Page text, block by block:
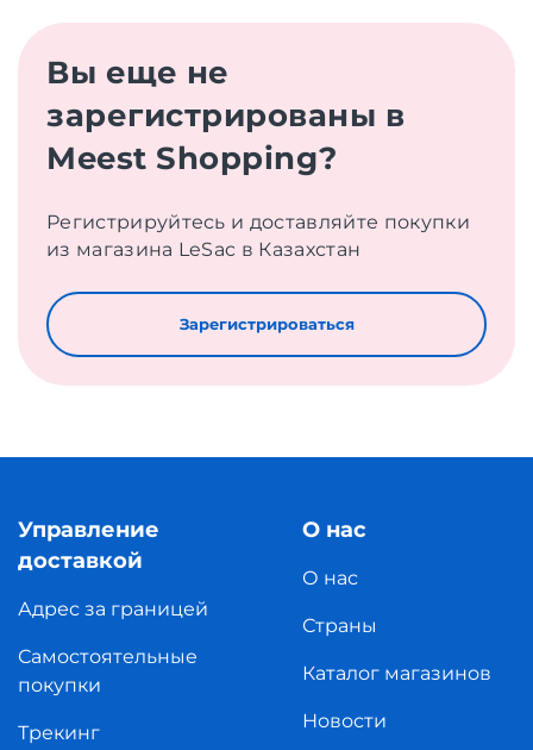
Вы еще не
зарегистрированы в
Meest Shopping?
Регистрируйтесь и доставляйте покупки
из магазина LeSac в Казахстан
Зарегистрироваться
Управление
доставкой
Адрес за границей
Самостоятельные
покупки
Трекинг
О нас
О нас
Страны
Каталог магазинов
Новости